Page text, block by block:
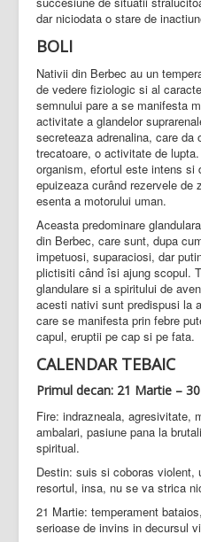
dar niciodata o stare de
BOLI
Nativii din Berbec au un
de vedere fiziologic si al
semnului pare a se manifesta
activitate a glandelor
secreteaza adrenalina, care
trecatoare, o activitate de
organism, efortul este intens si
epuizeaza curând rezervele de
esenta a motorului uman.
Aceasta predominare
din Berbec, care sunt, dupa
impetuosi, suparaciosi, dar
plictisiti când îsi ajung scopul.
glandulare si a spiritului de
acesti nativi sunt predispusi la
care se manifesta prin febre
capul, eruptii pe cap si pe fata.
CALENDAR TEBAIC
Primul decan: 21 Martie –
Fire: indrazneala, agresivitate,
ambalari, pasiune pana la
spiritual.
Destin: suis si coboras violent,
resortul, insa, nu se va strica
21 Martie: temperament
serioase de invins in decursul